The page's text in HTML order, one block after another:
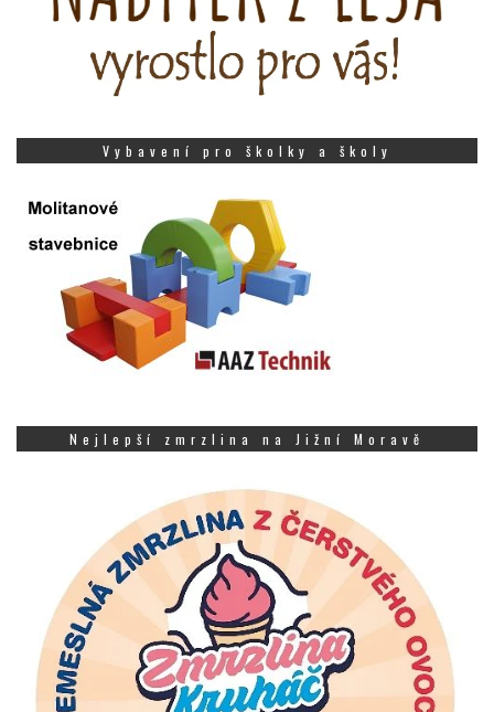
Vybavení pro školky a školy
Nejlepší zmrzlina na Jižní Moravě